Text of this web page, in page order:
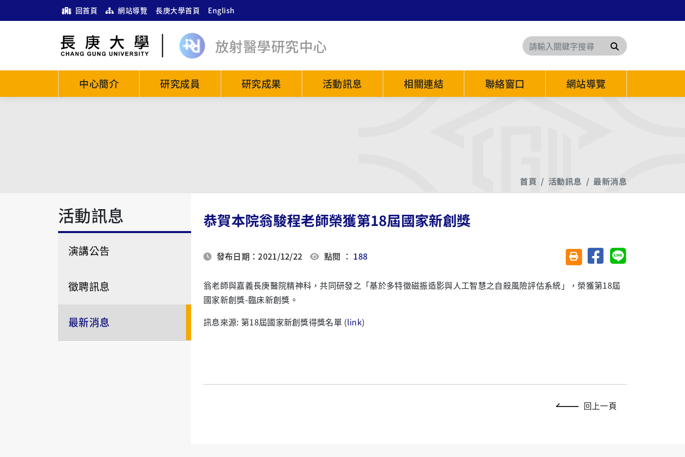
回首頁 網站導覽 長庚大學首頁 English
放射醫學研究中心 搜尋
中心簡介 研究成員 研究成果 活動訊息 相關連結 聯絡窗口 網站導覽
首頁 活動訊息 最新消息
活動訊息
演講公告
徵聘訊息
最新消息
恭賀本院翁駿程老師榮獲第18屆國家新創獎
發布日期：2021/12/22 點閱 ： 188 友善列印(另開視窗)
分享至臉書分享至 Line
翁老師與嘉義長庚醫院精神科，共同研發之「基於多特徵磁振造影與人工智慧之自殺風險評估系統」，榮獲第18屆
國家新創獎-臨床新創獎。
訊息來源: 第18屆國家新創獎得獎名單 (link)
回上一頁